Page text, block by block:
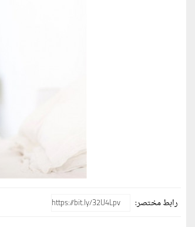
رابط مختصر: